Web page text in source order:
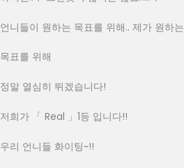
언니들이 원하는 목표를 위해.. 제가 원하는
목표를 위해
정말 열심히 뛰겠습니다! 
저희가 「 Real 」1등 입니다!!
우리 언니들 화이팅~!! 